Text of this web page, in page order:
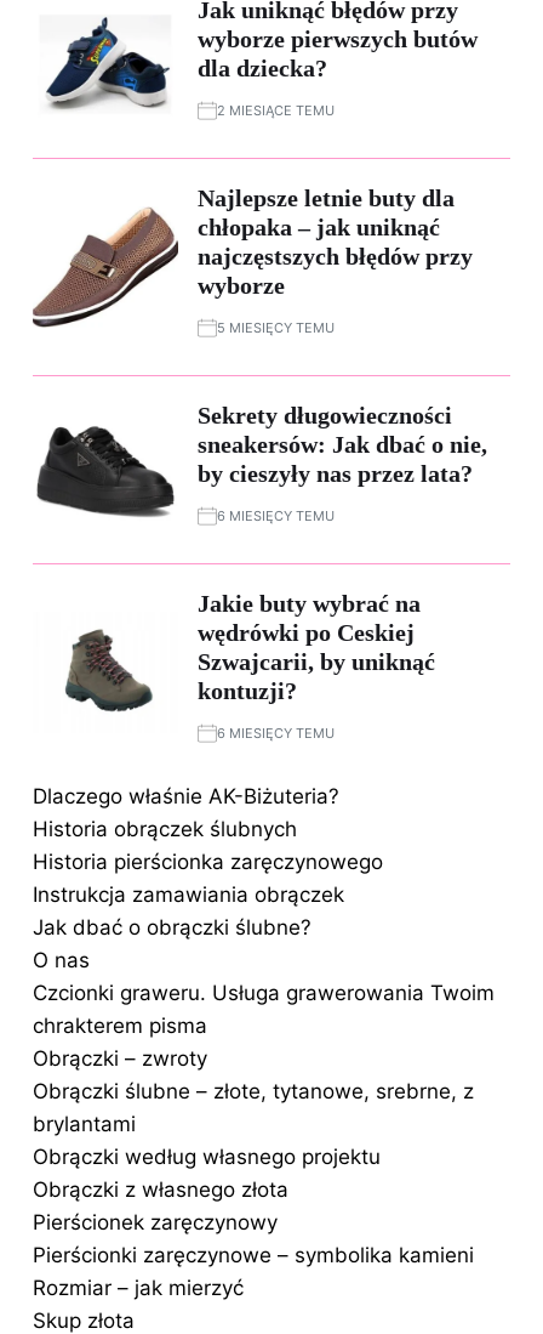
Jak uniknąć błędów przy
wyborze pierwszych butów
dla dziecka?
2 MIESIĄCE TEMU
Najlepsze letnie buty dla
chłopaka – jak uniknąć
najczęstszych błędów przy
wyborze
5 MIESIĘCY TEMU
Sekrety długowieczności
sneakersów: Jak dbać o nie,
by cieszyły nas przez lata?
6 MIESIĘCY TEMU
Jakie buty wybrać na
wędrówki po Ceskiej
Szwajcarii, by uniknąć
kontuzji?
6 MIESIĘCY TEMU
Dlaczego właśnie AK-Biżuteria?
Historia obrączek ślubnych
Historia pierścionka zaręczynowego
Instrukcja zamawiania obrączek
Jak dbać o obrączki ślubne?
O nas
Czcionki graweru. Usługa grawerowania Twoim
chrakterem pisma
Obrączki – zwroty
Obrączki ślubne – złote, tytanowe, srebrne, z
brylantami
Obrączki według własnego projektu
Obrączki z własnego złota
Pierścionek zaręczynowy
Pierścionki zaręczynowe – symbolika kamieni
Rozmiar – jak mierzyć
Skup złota